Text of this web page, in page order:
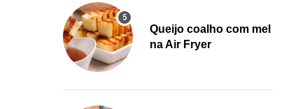
Queijo coalho com mel
na Air Fryer